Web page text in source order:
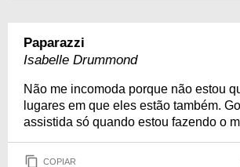
Paparazzi
Isabelle Drummond
Não me incomoda porque não estou
lugares em que eles estão também.
assistida só quando estou fazendo o
COPIAR